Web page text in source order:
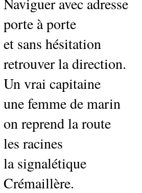
porte à porte
et sans hésitation
retrouver la direction.
Un vrai capitaine
une femme de marin
on reprend la route
les racines
la signalétique
Crémaillère.